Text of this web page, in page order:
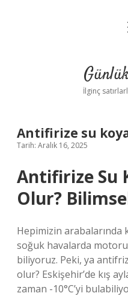
İlginç
Antifirize su
Tarih: Aralık 16, 2025
Antifirize Su
Olur?
Hepimizin arabalarında
soğuk havalarda
biliyoruz. Peki, ya
olur? Eskişehir’de kış
zaman -10°C’yi